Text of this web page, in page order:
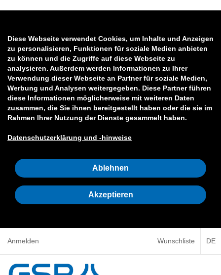
Diese Webseite verwendet Cookies, um Inhalte und Anzeigen
zu personalisieren, Funktionen für soziale Medien anbieten
zu können und die Zugriffe auf diese Webseite zu
analysieren. Außerdem werden Informationen zu Ihrer
Verwendung dieser Webseite an Partner für soziale Medien,
Werbung und Analysen weitergegeben. Diese Partner führen
diese Informationen möglicherweise mit weiteren Daten
zusammen, die Sie ihnen bereitgestellt haben oder die sie im
Rahmen Ihrer Nutzung der Dienste gesammelt haben.
Datenschutzerklärung und -hinweise
Ablehnen
Akzeptieren
Anmelden Wunschliste DE